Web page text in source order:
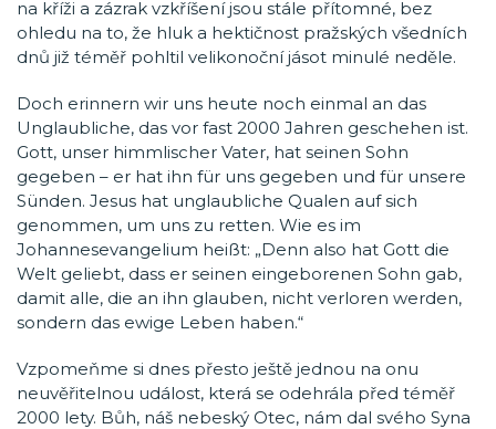
na kříži a zázrak vzkříšení jsou stále přítomné, bez
ohledu na to, že hluk a hektičnost pražských všedních
dnů již téměř pohltil velikonoční jásot minulé neděle.
Doch erinnern wir uns heute noch einmal an das
Unglaubliche, das vor fast 2000 Jahren geschehen ist.
Gott, unser himmlischer Vater, hat seinen Sohn
gegeben – er hat ihn für uns gegeben und für unsere
Sünden. Jesus hat unglaubliche Qualen auf sich
genommen, um uns zu retten. Wie es im
Johannesevangelium heißt: „Denn also hat Gott die
Welt geliebt, dass er seinen eingeborenen Sohn gab,
damit alle, die an ihn glauben, nicht verloren werden,
sondern das ewige Leben haben.“
Vzpomeňme si dnes přesto ještě jednou na onu
neuvěřitelnou událost, která se odehrála před téměř
2000 lety. Bůh, náš nebeský Otec, nám dal svého Syna